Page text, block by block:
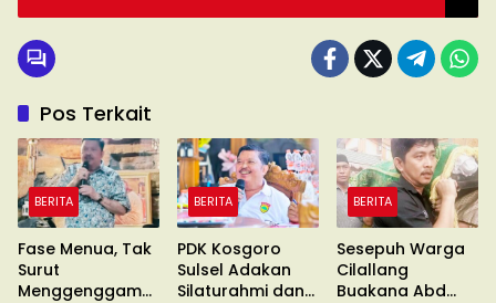
Pos Terkait
BERITA
Fase Menua, Tak
Surut
Menggenggam
BERITA
PDK Kosgoro
Sulsel Adakan
Silaturahmi dan
BERITA
Sesepuh Warga
Cilallang
Buakana Abd